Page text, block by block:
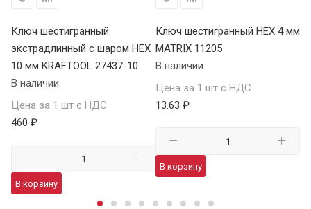
Ключ шестигранный
экстрадлинный с шаром HEX
10 мм KRAFTOOL 27437-10
В наличии
Цена за 1 шт с НДС
460 ₽
В корзину
Ключ шестигранный HEX 4 мм
MATRIX 11205
В наличии
Цена за 1 шт с НДС
13.63 ₽
В корзину